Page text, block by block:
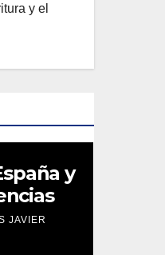
y el
y
JAVIER